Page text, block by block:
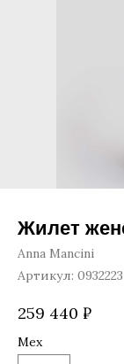
Жилет
Anna Mancini
Артикул: 0932223
259 440 ₽
Мех